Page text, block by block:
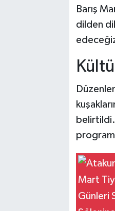
Barış
dilden